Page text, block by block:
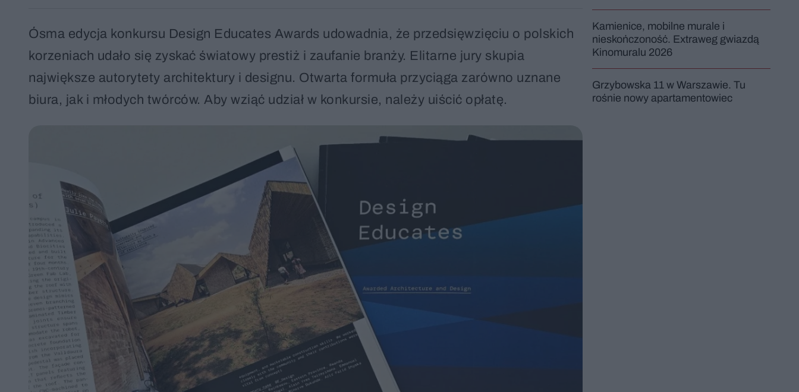
Ósma edycja konkursu Design Educates Awards udowadnia, że przedsięwzięciu o polskich
korzeniach udało się zyskać światowy prestiż i zaufanie branży. Elitarne jury skupia
największe autorytety architektury i designu. Otwarta formuła przyciąga zarówno uznane
biura, jak i młodych twórców. Aby wziąć udział w konkursie, należy uiścić opłatę.
Kamienice, mobilne murale i
nieskończoność. Extraweg gwiazdą
Kinomuralu 2026
Grzybowska 11 w Warszawie. Tu
rośnie nowy apartamentowiec